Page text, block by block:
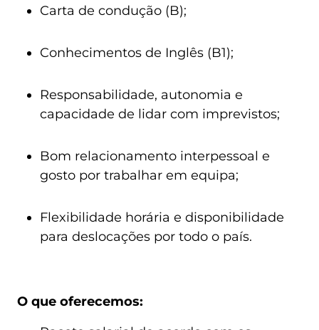
Carta de condução (B);
Conhecimentos de Inglês (B1);
Responsabilidade, autonomia e
capacidade de lidar com imprevistos;
Bom relacionamento interpessoal e
gosto por trabalhar em equipa;
Flexibilidade horária e disponibilidade
para deslocações por todo o país.
O que oferecemos: